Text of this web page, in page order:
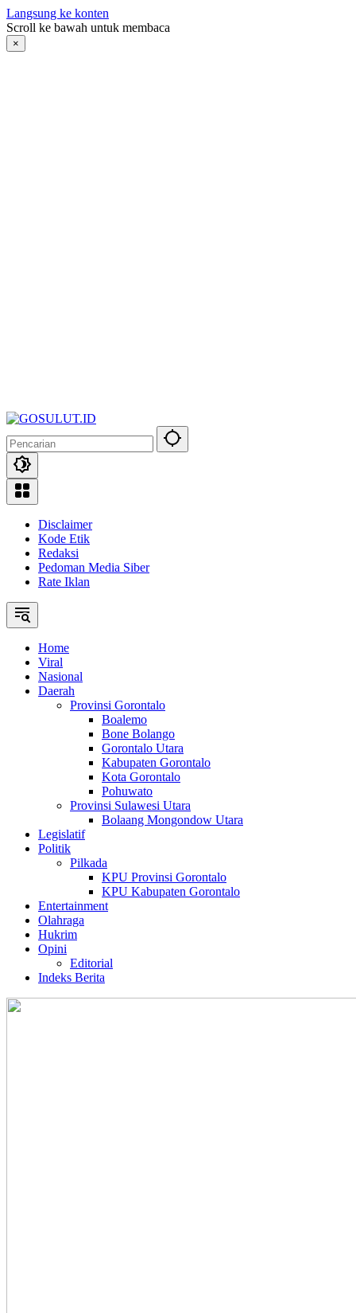
Langsung ke konten
Scroll ke bawah untuk membaca
×
Disclaimer
Kode Etik
Redaksi
Pedoman Media Siber
Rate Iklan
Home
Viral
Nasional
Daerah
Provinsi Gorontalo
Boalemo
Bone Bolango
Gorontalo Utara
Kabupaten Gorontalo
Kota Gorontalo
Pohuwato
Provinsi Sulawesi Utara
Bolaang Mongondow Utara
Legislatif
Politik
Pilkada
KPU Provinsi Gorontalo
KPU Kabupaten Gorontalo
Entertainment
Olahraga
Hukrim
Opini
Editorial
Indeks Berita